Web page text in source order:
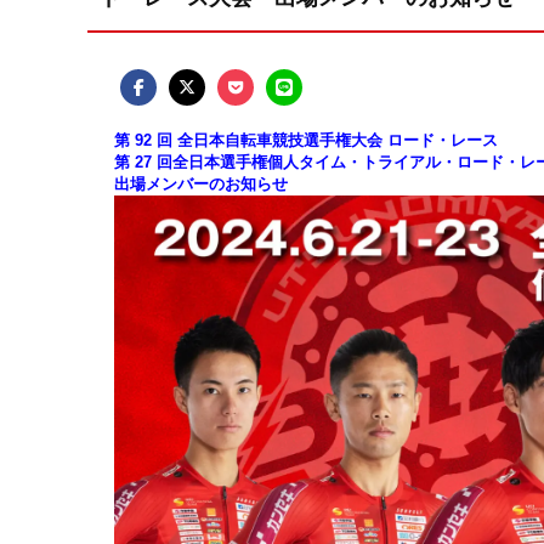
第 92 回 全日本自転車競技選手権大会 ロード・レース
第 27 回全日本選手権個人タイム・トライアル・ロード・レ
出場メンバーのお知らせ